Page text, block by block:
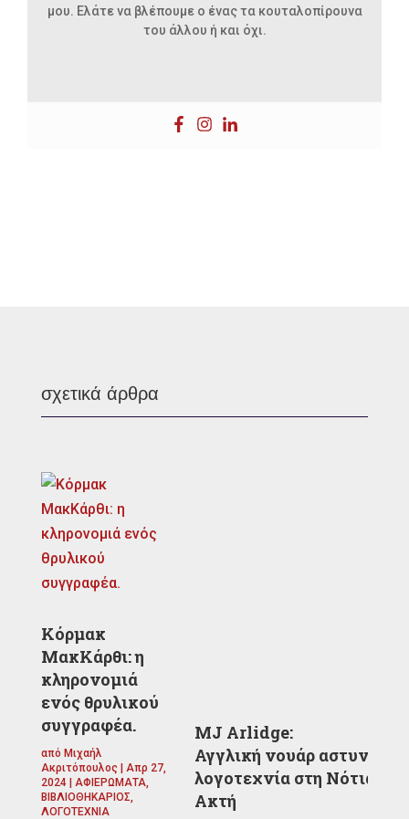
μου. Ελάτε να βλέπουμε ο ένας τα κουταλοπίρουνα
του άλλου ή και όχι.
σχετικά άρθρα
Κόρμακ
ΜακΚάρθι: η
κληρονομιά
ενός θρυλικού
συγγραφέα.
από Μιχαήλ
Ακριτόπουλος| Απρ 27,
2024| ΑΦΙΕΡΩΜΑΤΑ,
ΒΙΒΛΙΟΘΗΚΑΡΙΟΣ
ΛΟΓΟΤΕΧΝΙΑ
MJ Arlidge:
Αγγλική νουάρ
λογοτεχνία στη Νότια
Ακτή